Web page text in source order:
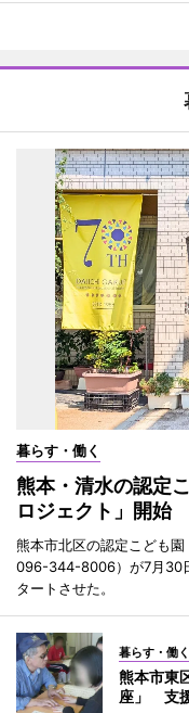
暮らす・働く
熊本・清水の認定
ロジェクト」開始
熊本市北区の認定こども
096-344-8006）が7月30
タートさせた。
暮らす・働く
熊本市東
座」 支